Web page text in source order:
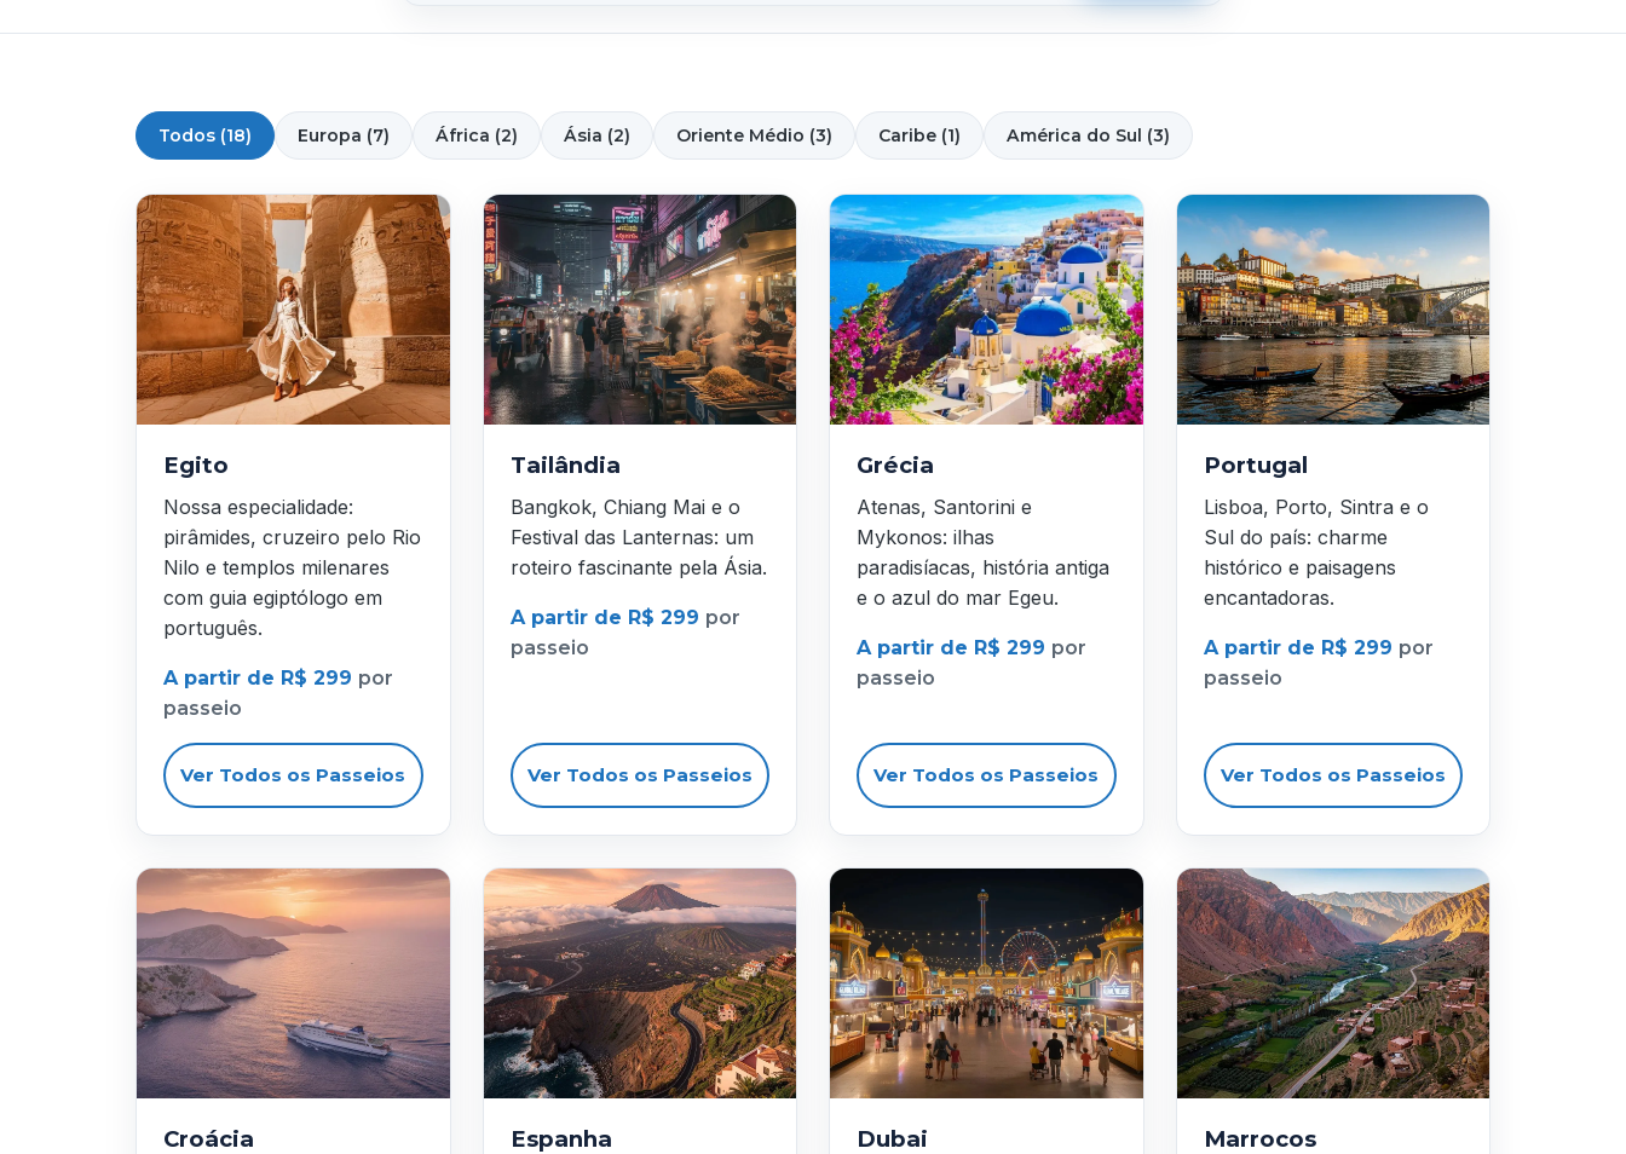
Todos (18) Europa (7) África (2) Ásia (2) Oriente Médio (3) Caribe (1) América do Sul (3)
Egito
Nossa especialidade:
pirâmides, cruzeiro pelo Rio
Nilo e templos milenares
com guia egiptólogo em
português.
A partir de R$ 299 por
passeio
Ver Todos os Passeios
Tailândia
Bangkok, Chiang Mai e o
Festival das Lanternas: um
roteiro fascinante pela Ásia.
A partir de R$ 299 por
passeio
Ver Todos os Passeios
Grécia
Atenas, Santorini e
Mykonos: ilhas
paradisíacas, história antiga
e o azul do mar Egeu.
A partir de R$ 299 por
passeio
Ver Todos os Passeios
Portugal
Lisboa, Porto, Sintra e o
Sul do país: charme
histórico e paisagens
encantadoras.
A partir de R$ 299 por
passeio
Ver Todos os Passeios
Croácia Espanha Dubai Marrocos